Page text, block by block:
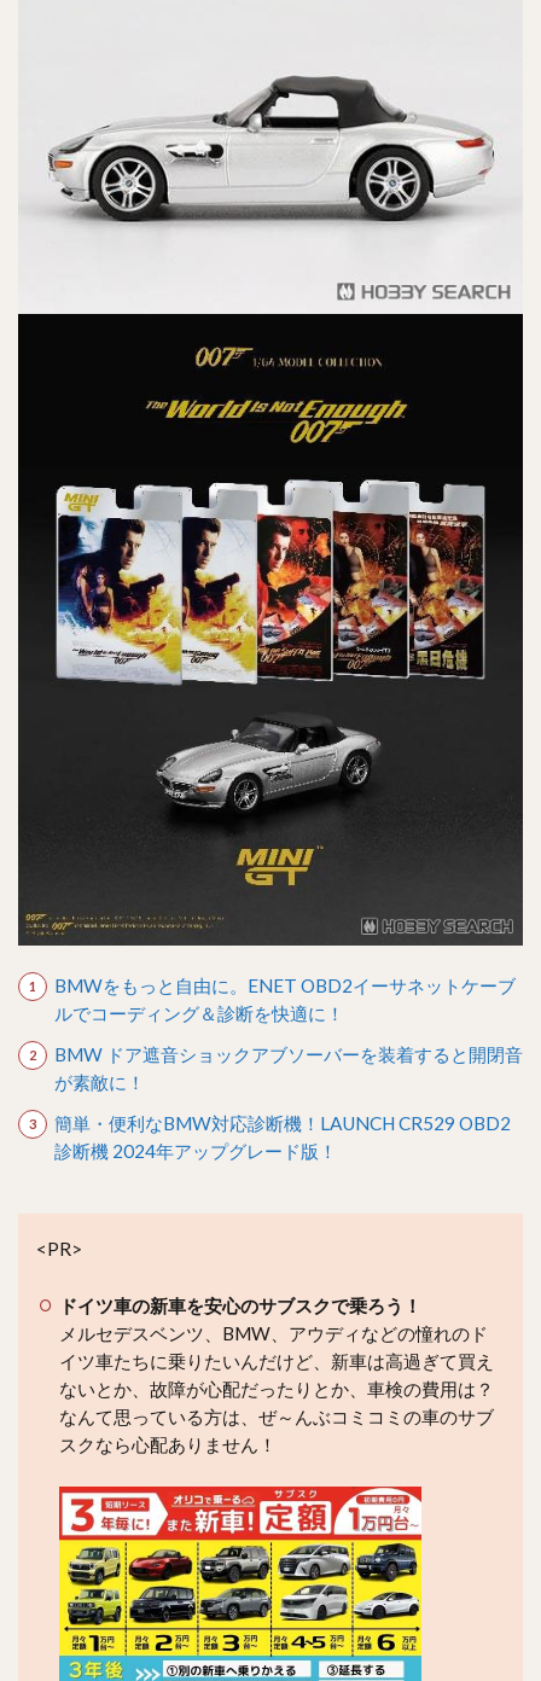
BMWをもっと自由に。ENET OBD2イーサネットケーブ
ルでコーディング＆診断を快適に！
BMW ドア遮音ショックアブソーバーを装着すると開閉音
が素敵に！
簡単・便利なBMW対応診断機！LAUNCH CR529 OBD2
診断機 2024年アップグレード版！
<PR>
ドイツ車の新車を安心のサブスクで乗ろう！
メルセデスベンツ、BMW、アウディなどの憧れのド
イツ車たちに乗りたいんだけど、新車は高過ぎて買え
ないとか、故障が心配だったりとか、車検の費用は？
なんて思っている方は、ぜ～んぶコミコミの車のサブ
スクなら心配ありません！